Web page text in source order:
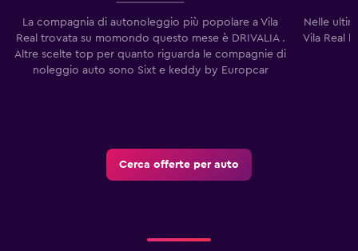
La compagnia di autonoleggio più popolare a Vila
Real trovata su momondo questo mese è DRIVALIA .
Altre scelte top per quanto riguarda le compagnie di
noleggio auto sono Sixt e keddy by Europcar
Nelle
Vila Real
Cerca offerte per auto